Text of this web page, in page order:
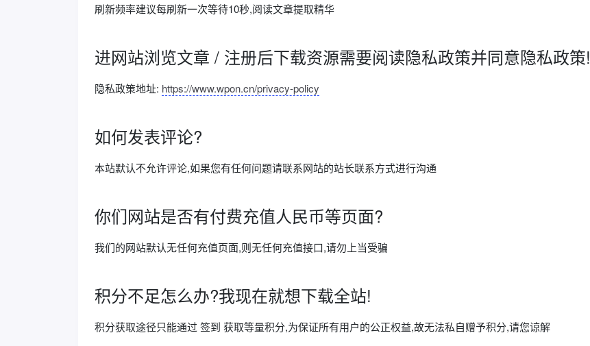
刷新频率建议每刷新一次等待10秒,阅读文章提取精华
进网站浏览文章 / 注册后下载资源需要阅读隐私政策并同意隐私政策!
隐私政策地址: https://www.wpon.cn/privacy-policy
如何发表评论?
本站默认不允许评论,如果您有任何问题请联系网站的站长联系方式进行沟通
你们网站是否有付费充值人民币等页面?
我们的网站默认无任何充值页面,则无任何充值接口,请勿上当受骗
积分不足怎么办?我现在就想下载全站!
积分获取途径只能通过 签到 获取等量积分,为保证所有用户的公正权益,故无法私自赠予积分,请您谅解